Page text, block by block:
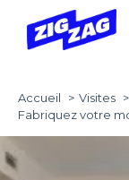
Accueil
Visites
Fabriquez votre